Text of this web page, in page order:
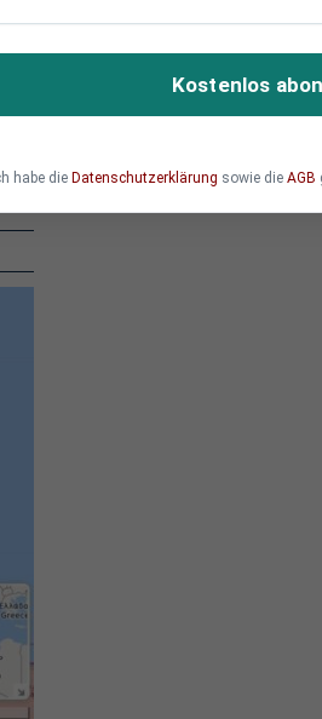
gegen
um den
zu befreien.
Kostenlos
habe die Datenschutzerklärung sowie die AGB